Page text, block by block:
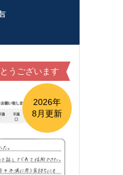
うございます
2026年
8月更新